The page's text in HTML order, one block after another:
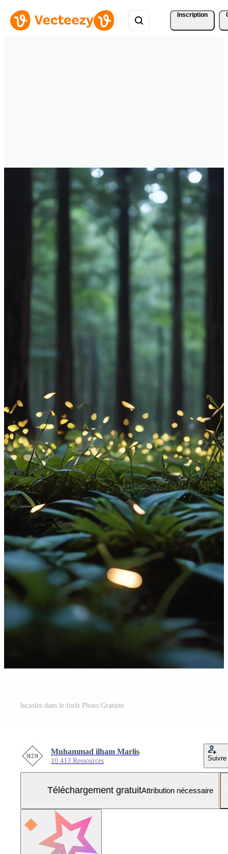
Inscription
lucioles dans le forêt Photo Gratuite
Muhammad ilham Marlis
10 413 Ressources Suivre
Téléchargement gratuitAttribution nécessaire